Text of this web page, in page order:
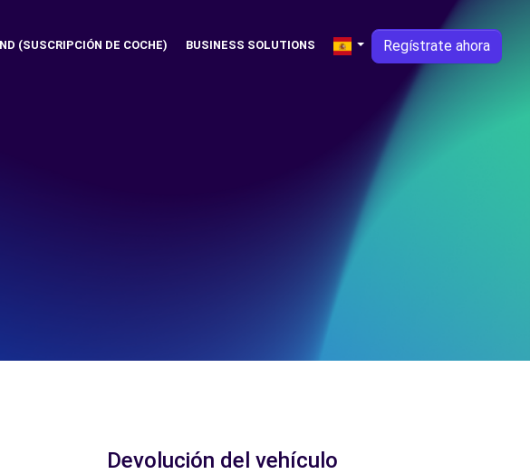
(SUSCRIPCIÓN DE COCHE) BUSINESS SOLUTIONS Regístrate ahora
Devolución del vehículo